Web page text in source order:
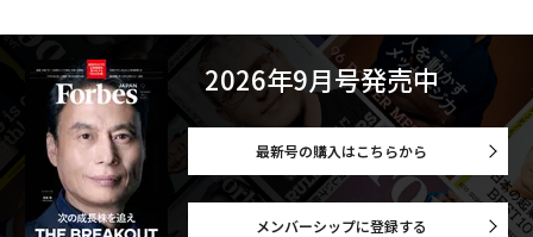
2026年9月号発売中
最新号の購入はこちらから
メンバーシップに登録する